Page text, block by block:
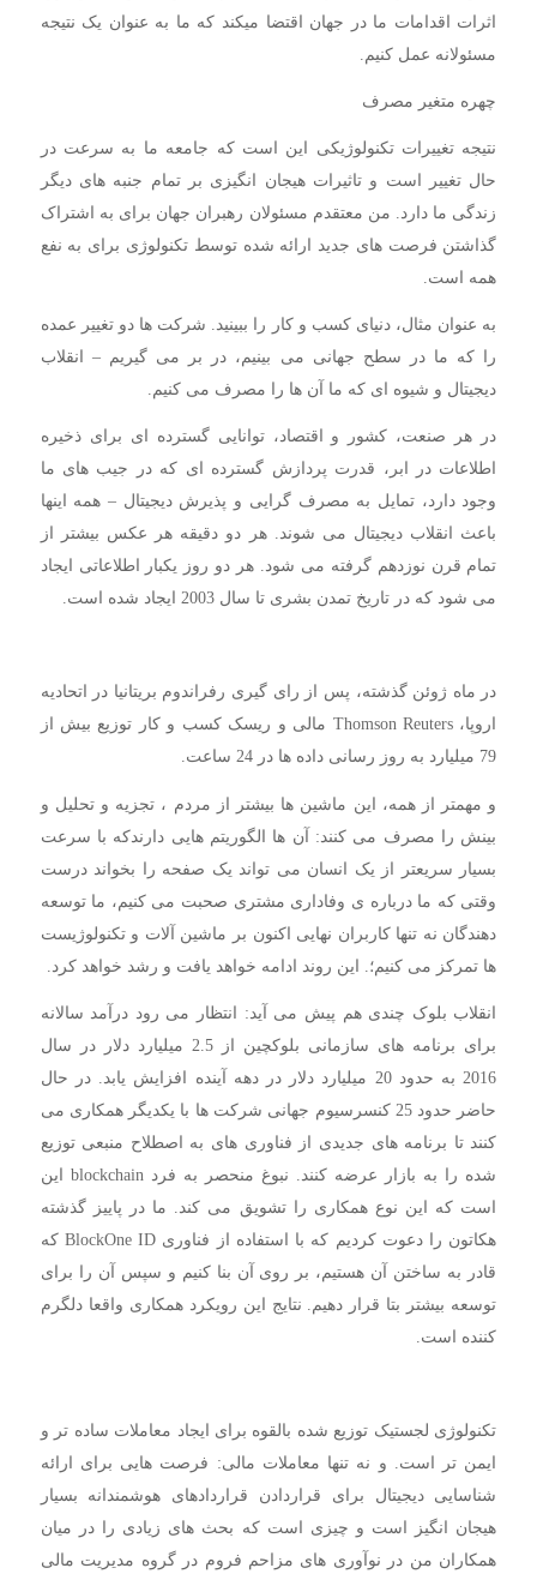
اثرات اقدامات ما در جهان اقتضا میکند که ما به عنوان یک نتیجه
مسئولانه عمل کنیم.
چهره متغیر مصرف
نتیجه تغییرات تکنولوژیکی این است که جامعه ما به سرعت در
حال تغییر است و تاثیرات هیجان انگیزی بر تمام جنبه های دیگر
زندگی ما دارد. من معتقدم مسئولان رهبران جهان برای به اشتراک
گذاشتن فرصت های جدید ارائه شده توسط تکنولوژی برای به نفع
همه است.
به عنوان مثال، دنیای کسب و کار را ببینید. شرکت ها دو تغییر عمده
را که ما در سطح جهانی می بینیم، در بر می گیریم – انقلاب
دیجیتال و شیوه ای که ما آن ها را مصرف می کنیم.
در هر صنعت، کشور و اقتصاد، توانایی گسترده ای برای ذخیره
اطلاعات در ابر، قدرت پردازش گسترده ای که در جیب های ما
وجود دارد، تمایل به مصرف گرایی و پذیرش دیجیتال – همه اینها
باعث انقلاب دیجیتال می شوند. هر دو دقیقه هر عکس بیشتر از
تمام قرن نوزدهم گرفته می شود. هر دو روز یکبار اطلاعاتی ایجاد
می شود که در تاریخ تمدن بشری تا سال 2003 ایجاد شده است.
در ماه ژوئن گذشته، پس از رای گیری رفراندوم بریتانیا در اتحادیه
اروپا، Thomson Reuters مالی و ریسک کسب و کار توزیع بیش از
79 میلیارد به روز رسانی داده ها در 24 ساعت.
و مهمتر از همه، این ماشین ها بیشتر از مردم ، تجزیه و تحلیل و
بینش را مصرف می کنند: آن ها الگوریتم هایی دارندکه با سرعت
بسیار سریعتر از یک انسان می تواند یک صفحه را بخواند درست
وقتی که ما درباره ی وفاداری مشتری صحبت می کنیم، ما توسعه
دهندگان نه تنها کاربران نهایی اکنون بر ماشین آلات و تکنولوژیست
ها تمرکز می کنیم؛. این روند ادامه خواهد یافت و رشد خواهد کرد.
انقلاب بلوک چندی هم پیش می آید: انتظار می رود درآمد سالانه
برای برنامه های سازمانی بلوکچین از 2.5 میلیارد دلار در سال
2016 به حدود 20 میلیارد دلار در دهه آینده افزایش یابد. در حال
حاضر حدود 25 کنسرسیوم جهانی شرکت ها با یکدیگر همکاری می
کنند تا برنامه های جدیدی از فناوری های به اصطلاح منبعی توزیع
شده را به بازار عرضه کنند. نبوغ منحصر به فرد blockchain این
است که این نوع همکاری را تشویق می کند. ما در پاییز گذشته
هکاتون را دعوت کردیم که با استفاده از فناوری BlockOne ID که
قادر به ساختن آن هستیم، بر روی آن بنا کنیم و سپس آن را برای
توسعه بیشتر بتا قرار دهیم. نتایج این رویکرد همکاری واقعا دلگرم
کننده است.
تکنولوژی لجستیک توزیع شده بالقوه برای ایجاد معاملات ساده تر و
ایمن تر است. و نه تنها معاملات مالی: فرصت هایی برای ارائه
شناسایی دیجیتال برای قراردادن قراردادهای هوشمندانه بسیار
هیجان انگیز است و چیزی است که بحث های زیادی را در میان
همکاران من در نوآوری های مزاحم فروم در گروه مدیریت مالی